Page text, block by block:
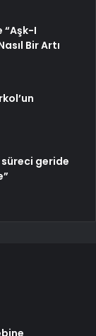
“Aşk-I
Bir Artı
geride